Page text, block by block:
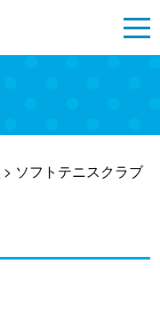
> ソフトテニスクラブ